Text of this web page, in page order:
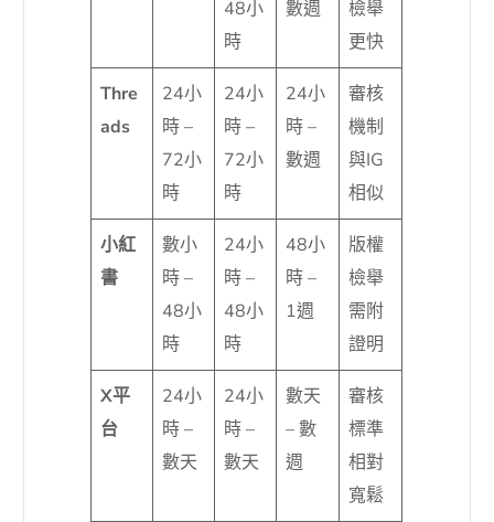
48小
時
數週
檢舉
更快
Thre
ads
24小
時 –
72小
時
24小
時 –
72小
時
24小
時 –
數週
審核
機制
與IG
相似
小紅
書
數小
時 –
48小
時
24小
時 –
48小
時
48小
時 –
1週
版權
檢舉
需附
證明
X平
台
24小
時 –
數天
24小
時 –
數天
數天
– 數
週
審核
標準
相對
寬鬆